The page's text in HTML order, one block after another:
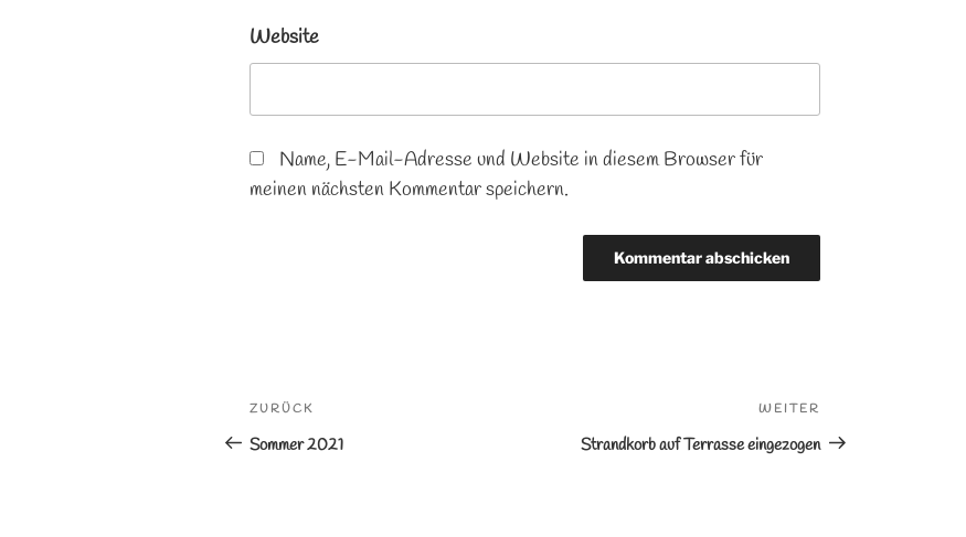
Website
Name, E-Mail-Adresse und Website in diesem Browser für
meinen nächsten Kommentar speichern.
Beitragsnavigation
Vorheriger
Beitrag
ZURÜCK
Sommer 2021
Beitrag
WEITER
Strandkorb auf Terrasse eingezogen